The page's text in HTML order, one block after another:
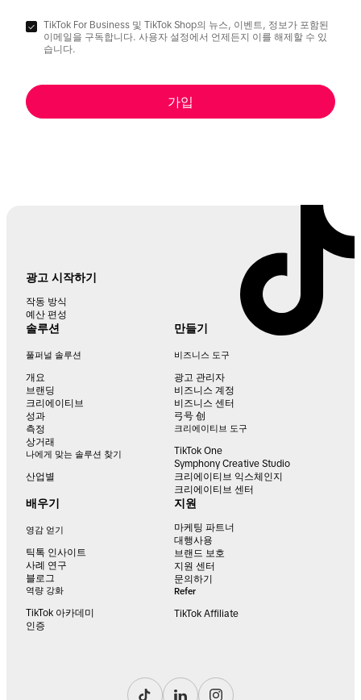
TikTok For Business 및 TikTok Shop의 뉴스, 이벤트, 정보가 포함된
이메일을 구독합니다. 사용자 설정에서 언제든지 이를 해제할 수 있
습니다.
가입
광고 시작하기
작동 방식
예산 편성
솔루션
풀퍼널 솔루션
개요
브랜딩
크리에이티브
성과
측정
상거래
나에게 맞는 솔루션 찾기
산업별
만들기
비즈니스 도구
광고 관리자
비즈니스 계정
비즈니스 센터
弓号 创
크리에이티브 도구
TikTok One
Symphony Creative Studio
크리에이티브 익스체인지
크리에이티브 센터
배우기
영감 얻기
틱톡 인사이트
사례 연구
블로그
역량 강화
TikTok 아카데미
인증
지원
마케팅 파트너
대행사용
브랜드 보호
지원 센터
문의하기
Refer
TikTok Affiliate